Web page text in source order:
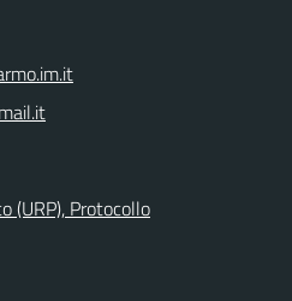
(URP), Protocollo